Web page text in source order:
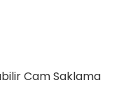
Cam Saklama